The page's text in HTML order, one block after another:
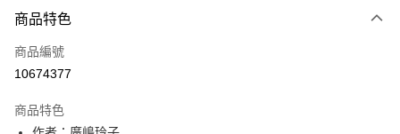
信用卡一次付款
LINE Pay
大哥付你分期
商品特色
商品編號
10674377
商品特色